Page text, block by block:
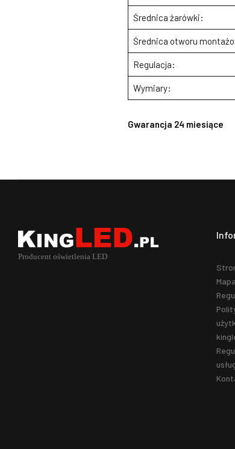
Średnica żarówki:
Średnica otworu
Regulacja:
Wymiary:
Gwarancja 24 miesiące